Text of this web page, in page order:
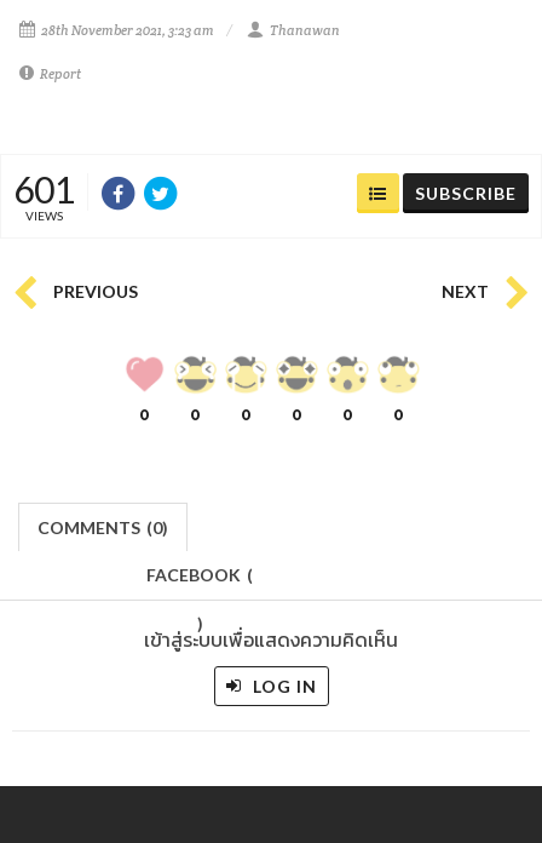
28th November 2021, 3:23 am Thanawan
Report
601
VIEWS
SUBSCRIBE
PREVIOUS NEXT
0 0 0 0 0 0
COMMENTS (0)
FACEBOOK (
)
เข้าสู่ระบบเพื่อแสดงความคิดเห็น
LOG IN